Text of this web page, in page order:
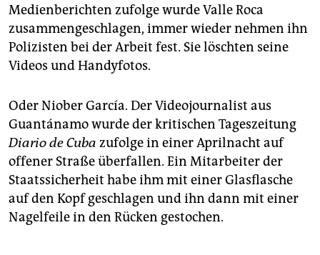
Medienberichten zufolge wurde Valle Roca
zusammengeschlagen, immer wieder nehmen ihn
Polizisten bei der Arbeit fest. Sie löschten seine
Videos und Handyfotos.
Oder Niober García. Der Videojournalist aus
Guantánamo wurde der kritischen Tageszeitung
Diario de Cuba zufolge in einer Aprilnacht auf
offener Straße überfallen. Ein Mitarbeiter der
Staatssicherheit habe ihm mit einer Glasflasche
auf den Kopf geschlagen und ihn dann mit einer
Nagelfeile in den Rücken gestochen.